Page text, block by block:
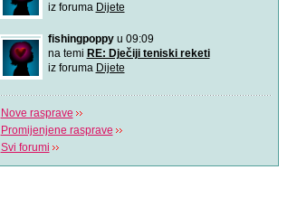
iz foruma Dijete
fishingpoppyu 09:09
na temi RE: Dječiji teniski reketi
iz foruma Dijete
Nove rasprave
Promijenjene rasprave
Svi forumi